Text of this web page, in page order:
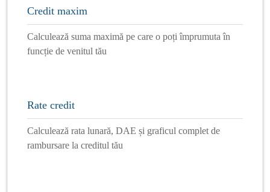
Credit maxim
Calculează suma maximă pe care o poți împrumuta în
funcție de venitul tău
Rate credit
Calculează rata lunară, DAE și graficul complet de
rambursare la creditul tău